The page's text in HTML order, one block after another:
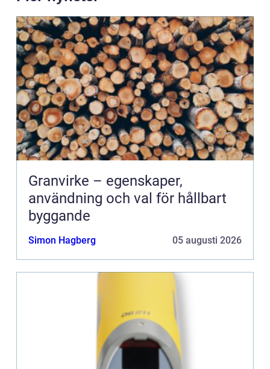
Granvirke – egenskaper,
användning och val för hållbart
byggande
Simon Hagberg 05 augusti 2026